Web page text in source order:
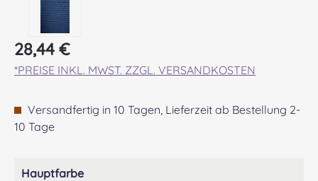
Regulärer Preis:
28,44 €
*PREISE INKL. MWST. ZZGL. VERSANDKOSTEN
Versandfertig in 10 Tagen, Lieferzeit ab Bestellung 2-
10 Tage
Hauptfarbeauswählen